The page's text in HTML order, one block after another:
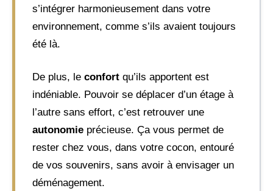
s’intégrer harmonieusement dans votre
environnement, comme s’ils avaient toujours
été là.
De plus, le confort qu’ils apportent est
indéniable. Pouvoir se déplacer d’un étage à
l’autre sans effort, c’est retrouver une
autonomie précieuse. Ça vous permet de
rester chez vous, dans votre cocon, entouré
de vos souvenirs, sans avoir à envisager un
déménagement.